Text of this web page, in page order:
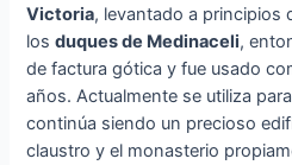
Victoria, levantado a principios
losduques de Medinaceli,
de factura gótica y fue usado
años. Actualmente se utiliza
continúa siendo un precioso
claustro y el monasterio